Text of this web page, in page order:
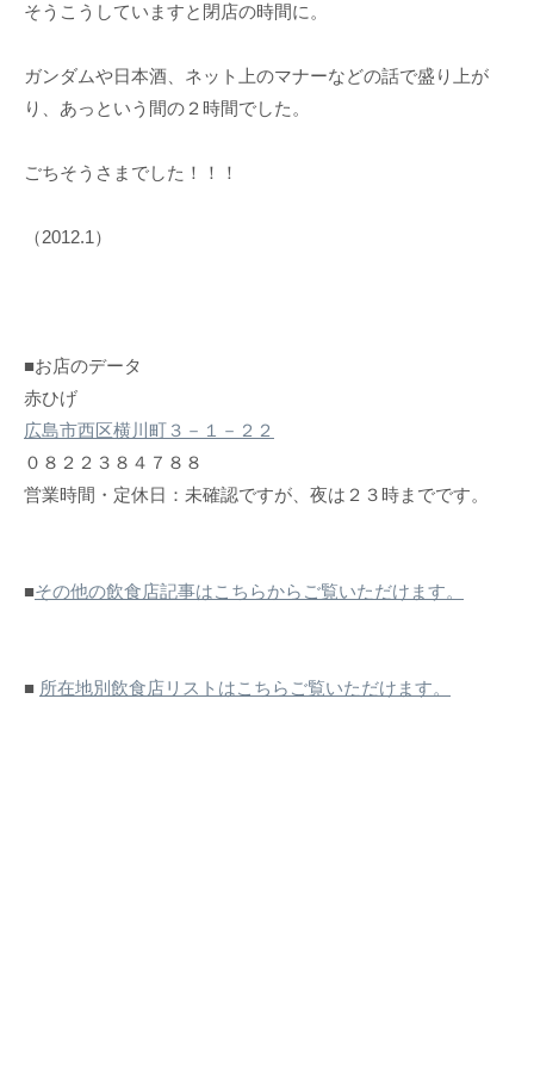
そうこうしていますと閉店の時間に。
ガンダムや日本酒、ネット上のマナーなどの話で盛り上が
り、あっという間の２時間でした。
ごちそうさまでした！！！
（2012.1）
■お店のデータ
赤ひげ
広島市西区横川町３－１－２２
０８２２３８４７８８
営業時間・定休日：未確認ですが、夜は２３時までです。
■その他の飲食店記事はこちらからご覧いただけます。
■ 所在地別飲食店リストはこちらご覧いただけます。